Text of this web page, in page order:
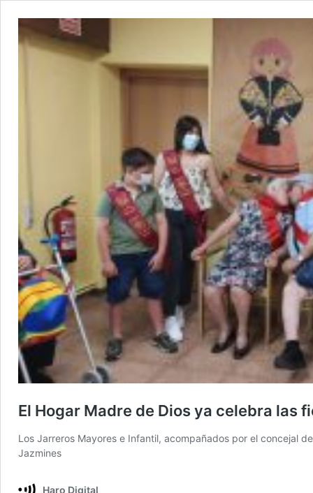
El Hogar Madre de Dios ya celebra las
Los Jarreros Mayores e Infantil, acompañados por el concejal
Jazmines
Haro Digital